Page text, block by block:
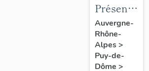
Présentation
de
l'opération
ponctuelle
"Muraille
Auvergne-
Rhône-
Alpes>
Puy-de-
Dôme >